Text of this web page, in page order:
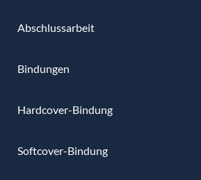
Abschlussarbeit
Bindungen
Hardcover-Bindung
Softcover-Bindung